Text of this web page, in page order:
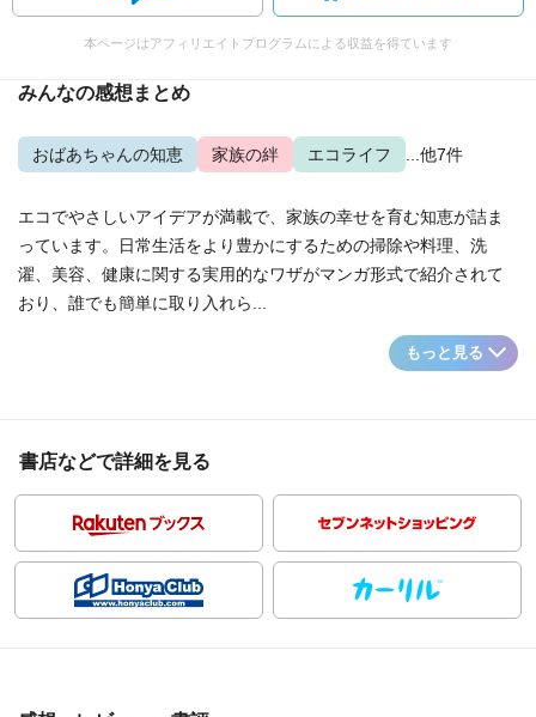
本ページはアフィリエイトプログラムによる収益を得ています
みんなの感想まとめ
おばあちゃんの知恵 家族の絆 エコライフ ...他7件
エコでやさしいアイデアが満載で、家族の幸せを育む知恵が詰ま
っています。日常生活をより豊かにするための掃除や料理、洗
濯、美容、健康に関する実用的なワザがマンガ形式で紹介されて
おり、誰でも簡単に取り入れら...
もっと見る
書店などで詳細を見る